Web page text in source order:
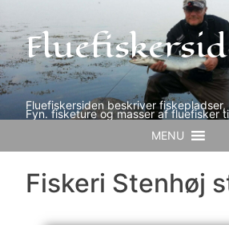
Fluefiskersiden beskriver
Fyn. fisketure og masser af fluefisker
MENU
Fiskeri Stenhøj